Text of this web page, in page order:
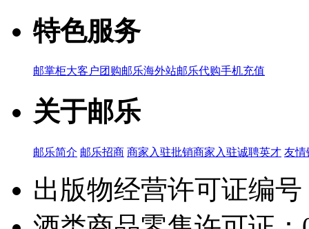
特色服务
邮掌柜大客户团购邮乐海外站邮乐代购手机充值
关于邮乐
邮乐简介 邮乐招商 商家入驻批销商家入驻诚聘英才 友情
出版物经营许可证编